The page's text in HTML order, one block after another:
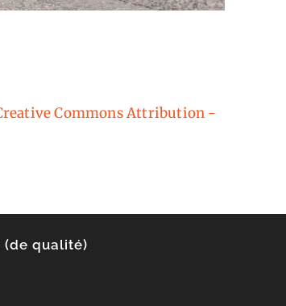
Commons Attribution -
(de qualité)